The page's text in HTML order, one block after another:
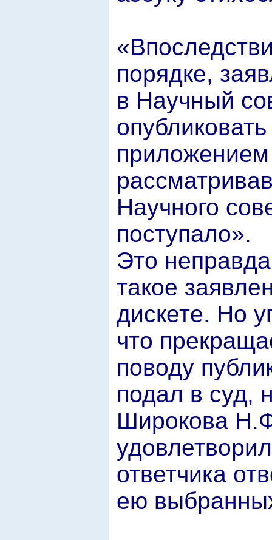
порядке,
в Научный
Научного
поступало».
Это
такое
дискете. Но
что
поводу
подал в суд,
Широкова
ответчика
ею